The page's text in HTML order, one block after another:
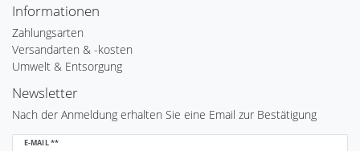
Informationen
Zahlungsarten
Versandarten & -kosten
Umwelt & Entsorgung
Newsletter
Nach der Anmeldung erhalten Sie eine Email zur Bestätigung
E-MAIL **
Newsletter